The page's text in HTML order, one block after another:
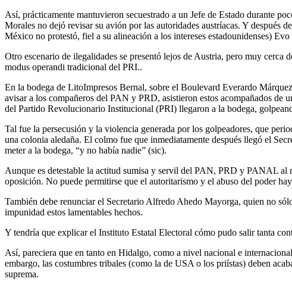
Así, prácticamente mantuvieron secuestrado a un Jefe de Estado durante
Morales no dejó revisar su avión por las autoridades austríacas. Y después
México no protestó, fiel a su alineación a los intereses estadounidenses)
Otro escenario de ilegalidades se presentó lejos de Austria, pero muy
modus operandi tradicional del PRI..
En la bodega de LitoImpresos Bernal, sobre el Boulevard Everardo
avisar a los compañeros del PAN y PRD, asistieron estos acompañados de
del Partido Revolucionario Institucional (PRI) llegaron a la bodega,
Tal fue la persecusión y la violencia generada por los golpeadores, que
una colonia aledaña. El colmo fue que inmediatamente después llegó el
meter a la bodega, “y no había nadie” (sic).
Aunque es detestable la actitud sumisa y servil del PAN, PRD y PANAL al
oposición. No puede permitirse que el autoritarismo y el abuso del poder
También debe renunciar el Secretario Alfredo Ahedo Mayorga, quien no
impunidad estos lamentables hechos.
Y tendría que explicar el Instituto Estatal Electoral cómo pudo salir tanta
Así, pareciera que en tanto en Hidalgo, como a nivel nacional e
embargo, las costumbres tribales (como la de USA o los priístas) deben
suprema.